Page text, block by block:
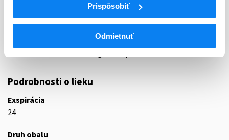
Prispôsobiť
Odmietnuť
Iné liečivá na poruchy muskuloskeletálnej
sústavy
Podrobnosti o lieku
Exspirácia
24
Druh obalu